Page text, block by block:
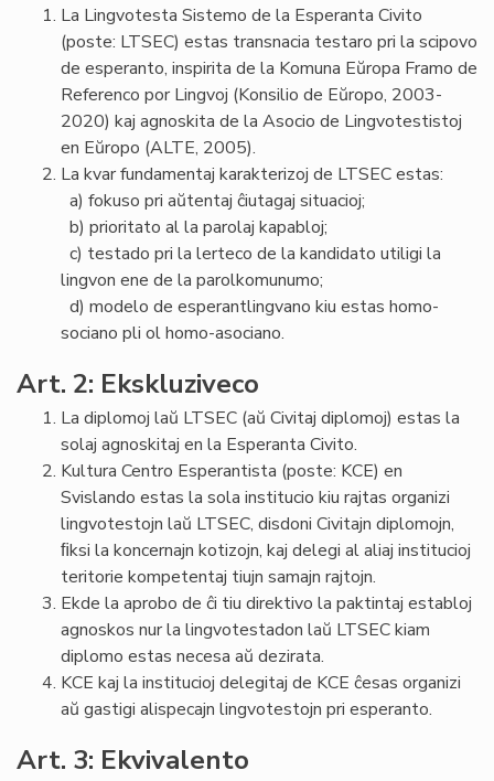
La Lingvotesta Sistemo de la Esperanta Civito
(poste: LTSEC) estas transnacia testaro pri la scipovo
de esperanto, inspirita de la Komuna Eŭropa Framo de
Referenco por Lingvoj (Konsilio de Eŭropo, 2003-
2020) kaj agnoskita de la Asocio de Lingvotestistoj
en Eŭropo (ALTE, 2005).
La kvar fundamentaj karakterizoj de LTSEC estas:
a) fokuso pri aŭtentaj ĉiutagaj situacioj;
b) prioritato al la parolaj kapabloj;
c) testado pri la lerteco de la kandidato utiligi la
lingvon ene de la parolkomunumo;
d) modelo de esperantlingvano kiu estas homo-
sociano pli ol homo-asociano.
Art. 2: Ekskluziveco
La diplomoj laŭ LTSEC (aŭ Civitaj diplomoj) estas la
solaj agnoskitaj en la Esperanta Civito.
Kultura Centro Esperantista (poste: KCE) en
Svislando estas la sola institucio kiu rajtas organizi
lingvotestojn laŭ LTSEC, disdoni Civitajn diplomojn,
ﬁksi la koncernajn kotizojn, kaj delegi al aliaj institucioj
teritorie kompetentaj tiujn samajn rajtojn.
Ekde la aprobo de ĉi tiu direktivo la paktintaj establoj
agnoskos nur la lingvotestadon laŭ LTSEC kiam
diplomo estas necesa aŭ dezirata.
KCE kaj la institucioj delegitaj de KCE ĉesas organizi
aŭ gastigi alispecajn lingvotestojn pri esperanto.
Art. 3: Ekvivalento